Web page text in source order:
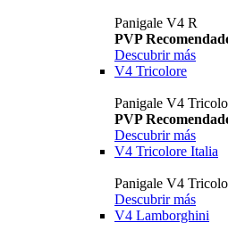
Panigale V4 R
PVP
Descubrir más
V4 Tricolore
Panigale V4
PVP
Descubrir más
V4 Tricolore Italia
Panigale V4
Descubrir más
V4 Lamborghini